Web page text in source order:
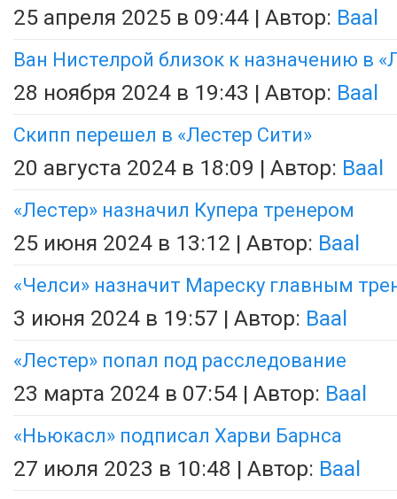
25 апреля 2025 в 09:44 | Автор: Baal
Ван Нистелрой близок к назначению в
28 ноября 2024 в 19:43 | Автор: Baal
Скипп перешел в «Лестер Сити»
20 августа 2024 в 18:09 | Автор: Baal
«Лестер» назначил Купера тренером
25 июня 2024 в 13:12 | Автор: Baal
«Челси» назначит Мареску главным
3 июня 2024 в 19:57 | Автор: Baal
«Лестер» попал под расследование
23 марта 2024 в 07:54 | Автор: Baal
«Ньюкасл» подписал Харви Барнса
27 июля 2023 в 10:48 | Автор: Baal